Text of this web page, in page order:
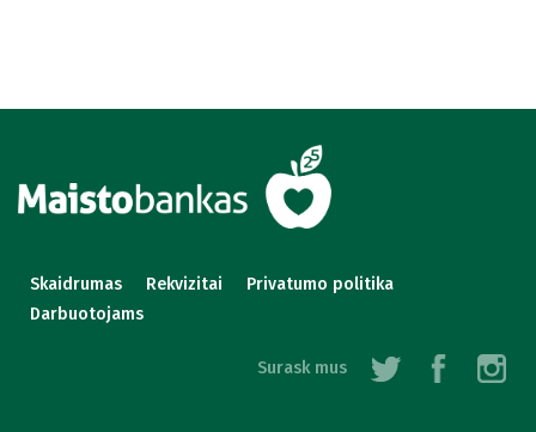
Skaidrumas Rekvizitai
Privatumo politika
Darbuotojams
Surask mus